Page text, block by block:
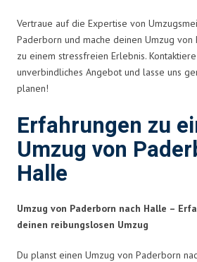
Vertraue auf die Expertise von
Paderborn und mache deinen Umzug von
zu einem stressfreien Erlebnis.
unverbindliches Angebot und lasse uns
planen!
Erfahrungen zu
Umzug von
Halle
Umzug von Paderborn nach Halle –
deinen reibungslosen Umzug
Du planst einen Umzug von Paderborn